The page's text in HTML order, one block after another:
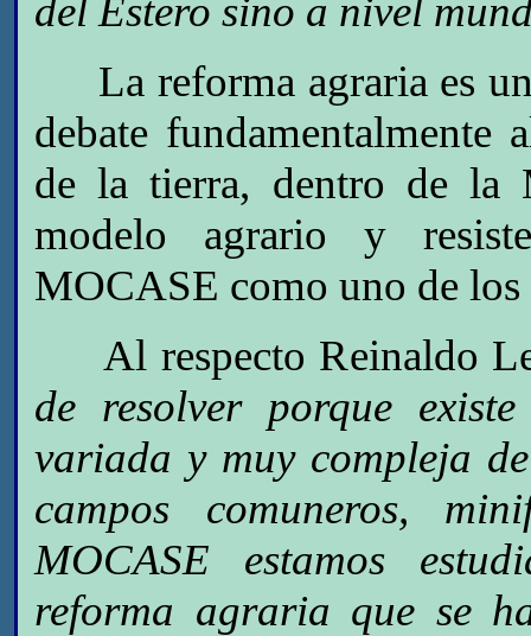
del Estero sino a nivel
La reforma agraria es
debate fundamentalmente
de la tierra, dentro de la
modelo agrario y
MOCASE como uno de
Al respecto Reinaldo
de resolver porque
variada y muy compleja
campos comuneros,
MOCASE estamos
reforma agraria que se